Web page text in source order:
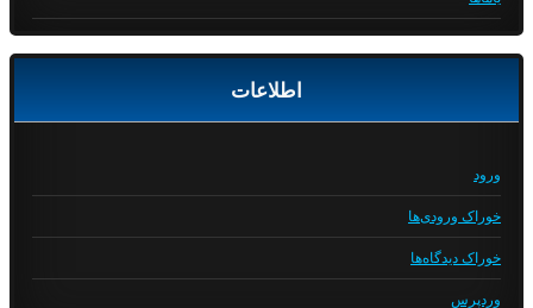
اطلاعات
ورود
خوراک ورودی‌ها
خوراک دیدگاه‌ها
وردپرس